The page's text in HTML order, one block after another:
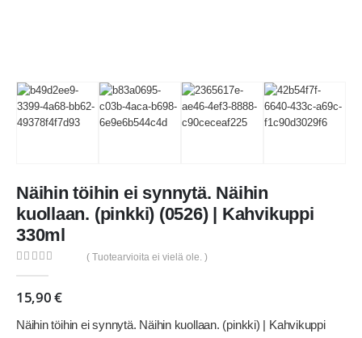
Näihin töihin ei synnytä. Näihin
kuollaan. (pinkki) (0526) | Kahvikuppi
330ml
( Tuotearvioita ei vielä ole. )
15,90€
Näihin töihin ei synnytä. Näihin kuollaan. (pinkki) | Kahvikuppi